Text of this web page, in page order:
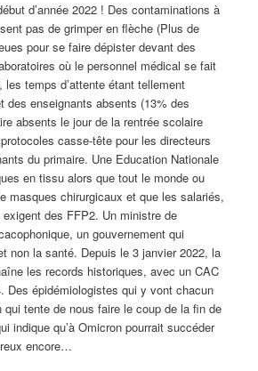
d’année 2022 ! Des contaminations à
pas de grimper en flèche (Plus de
pour se faire dépister devant des
où le personnel médical se fait
temps d’attente étant tellement
enseignants absents (13% des
absents le jour de la rentrée scolaire
casse-tête pour les directeurs
du primaire. Une Education Nationale
en tissu alors que tout le monde ou
masques chirurgicaux et que les salariés,
des FFP2. Un ministre de
un gouvernement qui
non la santé. Depuis le 3 janvier 2022, la
les records historiques, avec un CAC
Des épidémiologistes qui y vont chacun
qui tente de nous faire le coup de la fin de
indique qu’à Omicron pourrait succéder
encore…